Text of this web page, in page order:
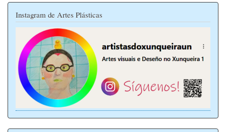
Instagram de Artes Plásticas